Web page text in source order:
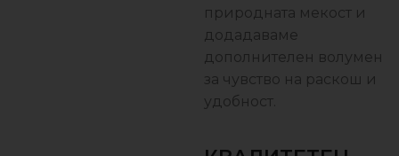
природната мекост и
додадаваме
дополнителен волумен
за чувство на раскош и
удобност.